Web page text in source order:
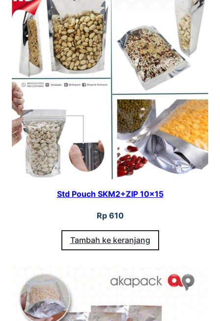
Std Pouch SKM2+ZIP 10×15
Rp610
Tambah ke keranjang